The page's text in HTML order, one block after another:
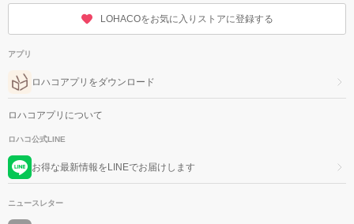
LOHACOをお気に入りストアに登録する
アプリ
ロハコアプリをダウンロード
ロハコアプリについて
ロハコ公式LINE
お得な最新情報をLINEでお届けします
ニュースレター